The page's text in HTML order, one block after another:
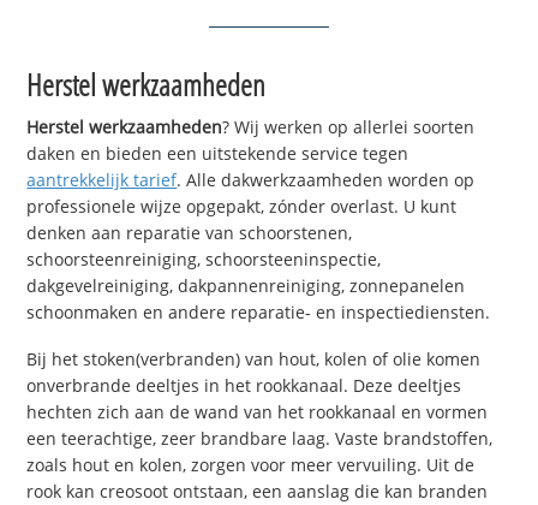
Herstel werkzaamheden
Herstel werkzaamheden? Wij werken op allerlei soorten
daken en bieden een uitstekende service tegen
aantrekkelijk tarief. Alle dakwerkzaamheden worden op
professionele wijze opgepakt, zónder overlast. U kunt
denken aan reparatie van schoorstenen,
schoorsteenreiniging, schoorsteeninspectie,
dakgevelreiniging, dakpannenreiniging, zonnepanelen
schoonmaken en andere reparatie- en inspectiediensten.
Bij het stoken(verbranden) van hout, kolen of olie komen
onverbrande deeltjes in het rookkanaal. Deze deeltjes
hechten zich aan de wand van het rookkanaal en vormen
een teerachtige, zeer brandbare laag. Vaste brandstoffen,
zoals hout en kolen, zorgen voor meer vervuiling. Uit de
rook kan creosoot ontstaan, een aanslag die kan branden